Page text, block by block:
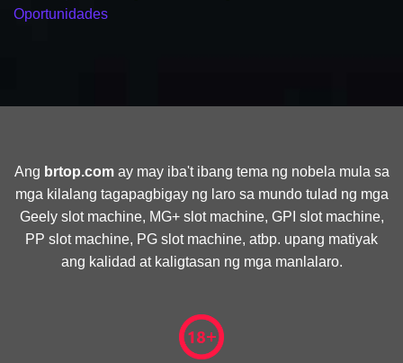
Oportunidades
Ang brtop.comay may iba't ibang tema ng nobela mula sa
mga kilalang tagapagbigay ng laro sa mundo tulad ng mga
Geely slot machine, MG+ slot machine, GPI slot machine,
PP slot machine, PG slot machine, atbp. upang matiyak
ang kalidad at kaligtasan ng mga manlalaro.